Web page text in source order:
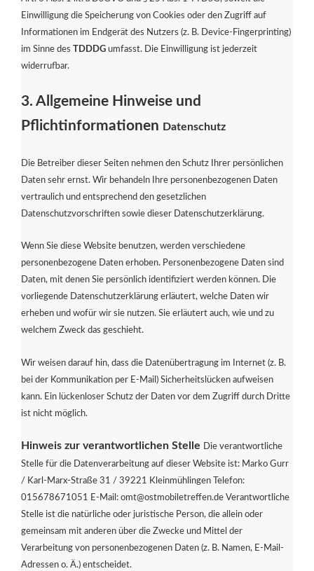
Einwilligung die Speicherung von Cookies oder den Zugriff auf
Informationen im Endgerät des Nutzers (z. B. Device-Fingerprinting)
im Sinne des TDDDG umfasst. Die Einwilligung ist jederzeit
widerrufbar.
3. Allgemeine Hinweise und
Pflichtinformationen Datenschutz
Die Betreiber dieser Seiten nehmen den Schutz Ihrer persönlichen
Daten sehr ernst. Wir behandeln Ihre personenbezogenen Daten
vertraulich und entsprechend den gesetzlichen
Datenschutzvorschriften sowie dieser Datenschutzerklärung.
Wenn Sie diese Website benutzen, werden verschiedene
personenbezogene Daten erhoben. Personenbezogene Daten sind
Daten, mit denen Sie persönlich identifiziert werden können. Die
vorliegende Datenschutzerklärung erläutert, welche Daten wir
erheben und wofür wir sie nutzen. Sie erläutert auch, wie und zu
welchem Zweck das geschieht.
Wir weisen darauf hin, dass die Datenübertragung im Internet (z. B.
bei der Kommunikation per E-Mail) Sicherheitslücken aufweisen
kann. Ein lückenloser Schutz der Daten vor dem Zugriff durch Dritte
ist nicht möglich.
Hinweis zur verantwortlichen Stelle Die verantwortliche
Stelle für die Datenverarbeitung auf dieser Website ist: Marko Gurr
/ Karl-Marx-Straße 31 / 39221 Kleinmühlingen Telefon:
015678671051 E-Mail: omt@ostmobiletreffen.de Verantwortliche
Stelle ist die natürliche oder juristische Person, die allein oder
gemeinsam mit anderen über die Zwecke und Mittel der
Verarbeitung von personenbezogenen Daten (z. B. Namen, E-Mail-
Adressen o. Ä.) entscheidet.